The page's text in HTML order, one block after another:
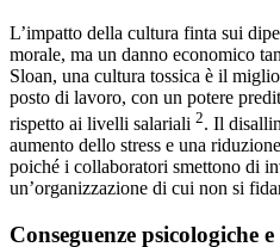
L’impatto della cultura finta sui
morale, ma un danno economico
Sloan, una cultura tossica è il
posto di lavoro, con un potere
rispetto ai livelli salariali 2. Il
aumento dello stress e una
poiché i collaboratori smettono di
un’organizzazione di cui non si
Conseguenze psicologiche